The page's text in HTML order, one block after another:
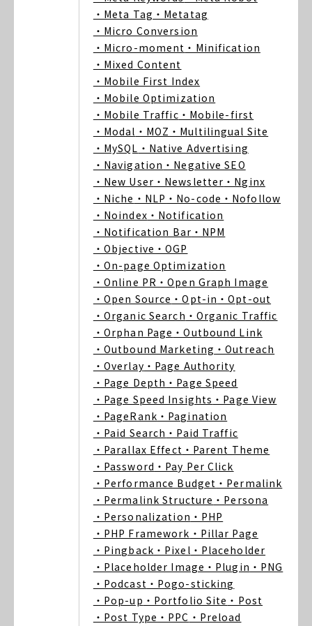
・Meta Tag ・Metatag
・Micro Conversion
・Micro-moment ・Minification
・Mixed Content
・Mobile First Index
・Mobile Optimization
・Mobile Traffic ・Mobile-first
・Modal ・MOZ ・Multilingual Site
・MySQL ・Native Advertising
・Navigation ・Negative SEO
・New User ・Newsletter ・Nginx
・Niche ・NLP ・No-code ・Nofollow
・Noindex ・Notification
・Notification Bar ・NPM
・Objective ・OGP
・On-page Optimization
・Online PR ・Open Graph Image
・Open Source ・Opt-in ・Opt-out
・Organic Search ・Organic Traffic
・Orphan Page ・Outbound Link
・Outbound Marketing ・Outreach
・Overlay ・Page Authority
・Page Depth ・Page Speed
・Page Speed Insights ・Page View
・PageRank ・Pagination
・Paid Search ・Paid Traffic
・Parallax Effect ・Parent Theme
・Password ・Pay Per Click
・Performance Budget ・Permalink
・Permalink Structure ・Persona
・Personalization ・PHP
・PHP Framework ・Pillar Page
・Pingback ・Pixel ・Placeholder
・Placeholder Image ・Plugin ・PNG
・Podcast ・Pogo-sticking
・Pop-up ・Portfolio Site ・Post
・Post Type ・PPC ・Preload